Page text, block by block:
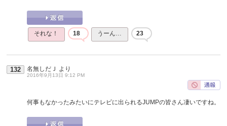
それな！ 18 うーん… 23
132 名無しだＪ より
2016年9月13日 9:12 PM
何事もなかったみたいにテレビに出られるJUMPの皆さん凄いですね。